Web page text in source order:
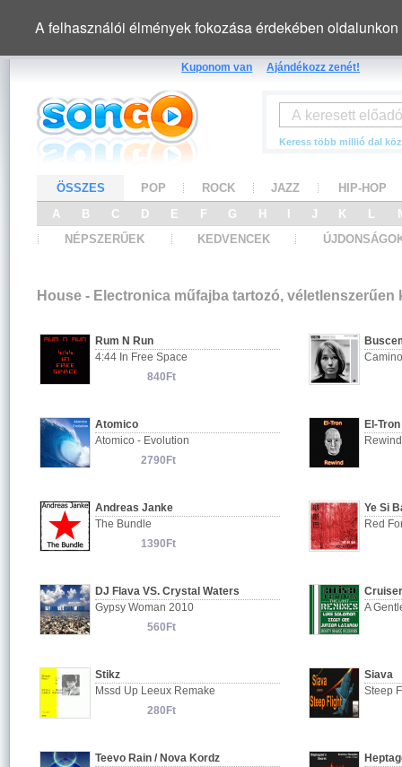
A felhasználói élmények fokozása érdekében
Kuponom van Ajándékozz zenét!
Keress több millió dal
ÖSSZES POP ROCK JAZZ
HIP-HOP
A
B C D E F G H J K L
NÉPSZERŰEK
KEDVENCEK
House - Electronica műfajba tartozó,
Rum N Run
4:44 In Free Space
840Ft
Atomico
Atomico - Evolution
2790Ft
El-Tron
Rewind
Andreas Janke
The Bundle
1390Ft
Ye Si
Red
DJ Flava VS. Crystal Waters
Gypsy Woman 2010
560Ft
Cruiser
Stikz
Mssd Up Leeux Remake
280Ft
Siava
Steep
Teevo Rain / Nova Kordz